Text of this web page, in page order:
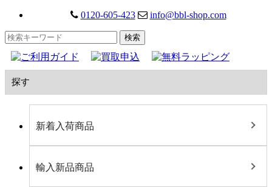
0120-605-423 info@bbl-shop.com
探す
新着入荷商品
輸入新品商品